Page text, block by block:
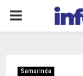
PRIMARY
Samarinda